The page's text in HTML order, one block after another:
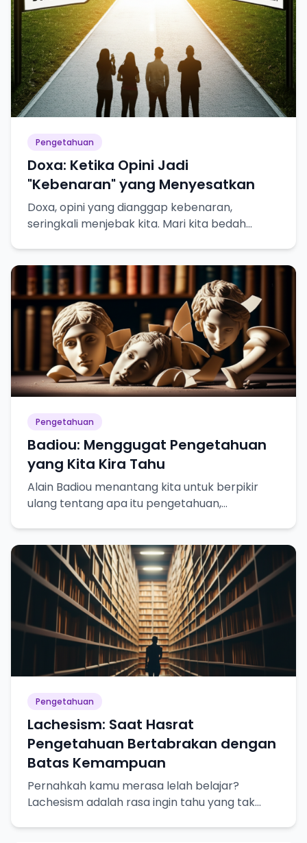
Pengetahuan
Doxa: Ketika Opini Jadi
"Kebenaran" yang Menyesatkan
Doxa, opini yang dianggap kebenaran,
seringkali menjebak kita. Mari kita bedah
Pengetahuan
Badiou: Menggugat Pengetahuan
yang Kita Kira Tahu
Alain Badiou menantang kita untuk berpikir
ulang tentang apa itu pengetahuan,
Pengetahuan
Lachesism: Saat Hasrat
Pengetahuan Bertabrakan dengan
Batas Kemampuan
Pernahkah kamu merasa lelah belajar?
Lachesism adalah rasa ingin tahu yang tak